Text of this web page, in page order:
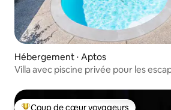
Hébergement ⋅ Aptos
Villa avec piscine privée pour les
Coup de cœur voyageurs